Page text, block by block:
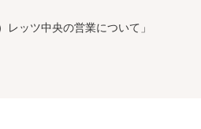
レッツ中央の営業について」